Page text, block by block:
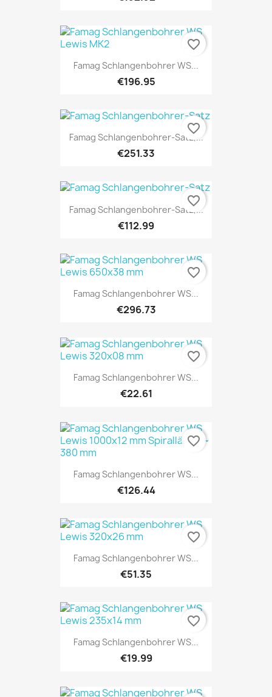
Famag Schlangenbohrer WS...
€196.95
favorite_border
Famag Schlangenbohrer-Satz,...
€251.33
favorite_border
Famag Schlangenbohrer-Satz,...
€112.99
favorite_border
Famag Schlangenbohrer WS...
€296.73
favorite_border
Famag Schlangenbohrer WS...
€22.61
favorite_border
Famag Schlangenbohrer WS...
€126.44
favorite_border
Famag Schlangenbohrer WS...
€51.35
favorite_border
Famag Schlangenbohrer WS...
€19.99
favorite_border